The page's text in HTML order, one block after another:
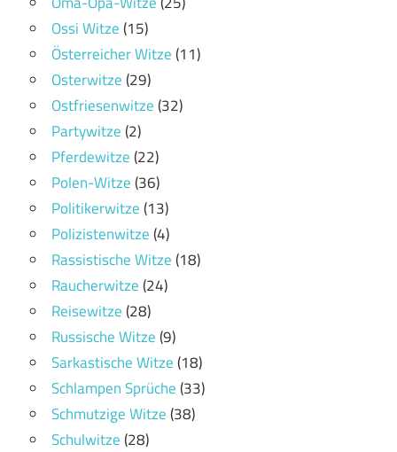
Ossi Witze(15)
Österreicher Witze(11)
Osterwitze(29)
Ostfriesenwitze(32)
Partywitze(2)
Pferdewitze(22)
Polen-Witze(36)
Politikerwitze(13)
Polizistenwitze(4)
Rassistische Witze(18)
Raucherwitze(24)
Reisewitze(28)
Russische Witze(9)
Sarkastische Witze(18)
Schlampen Sprüche(33)
Schmutzige Witze(38)
Schulwitze(28)